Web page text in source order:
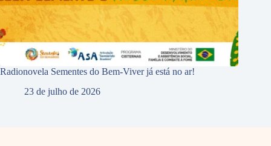
Radionovela Sementes do Bem-Viver já está no ar!
23 de julho de 2026